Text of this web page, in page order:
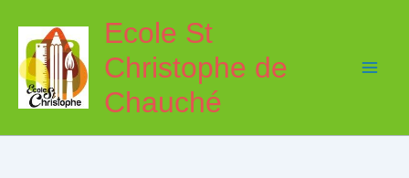
contenu
Ecole St
Christophe de
Chauché